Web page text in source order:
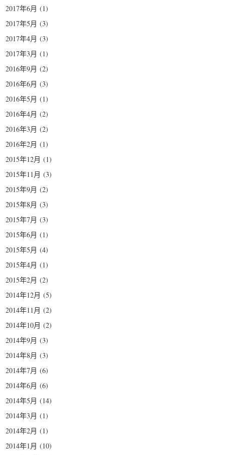
2017年6月 (1)
2017年5月 (3)
2017年4月 (3)
2017年3月 (1)
2016年9月 (2)
2016年6月 (3)
2016年5月 (1)
2016年4月 (2)
2016年3月 (2)
2016年2月 (1)
2015年12月 (1)
2015年11月 (3)
2015年9月 (2)
2015年8月 (3)
2015年7月 (3)
2015年6月 (1)
2015年5月 (4)
2015年4月 (1)
2015年2月 (2)
2014年12月 (5)
2014年11月 (2)
2014年10月 (2)
2014年9月 (3)
2014年8月 (3)
2014年7月 (6)
2014年6月 (6)
2014年5月 (14)
2014年3月 (1)
2014年2月 (1)
2014年1月 (10)